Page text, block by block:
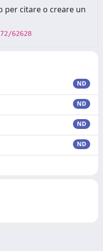
per citare o creare un
62628
ND
ND
ND
ND